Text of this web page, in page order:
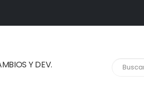
Y DEV.